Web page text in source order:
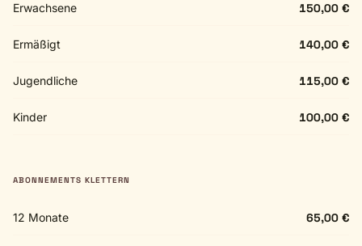
Erwachsene 150,00 €
Ermäßigt 140,00 €
Jugendliche 115,00 €
Kinder 100,00 €
ABONNEMENTS KLETTERN
12 Monate 65,00 €